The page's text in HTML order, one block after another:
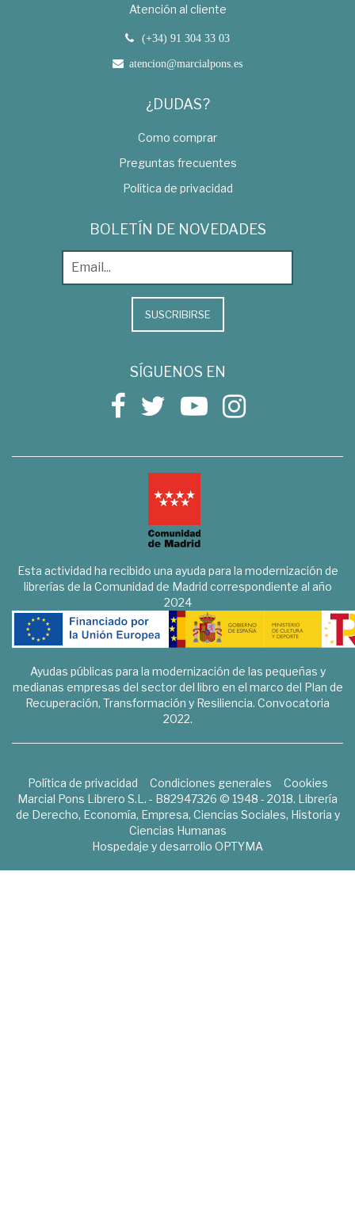
Atención al cliente
(+34) 91 304 33 03
atencion@marcialpons.es
¿DUDAS?
Como comprar
Preguntas frecuentes
Política de privacidad
BOLETÍN DE NOVEDADES
SUSCRIBIRSE
SÍGUENOS EN
Esta actividad ha recibido una ayuda para la modernización de
librerías de la Comunidad de Madrid correspondiente al año
2024
Ayudas públicas para la modernización de las pequeñas y
medianas empresas del sector del libro en el marco del Plan de
Recuperación, Transformación y Resiliencia. Convocatoria
2022.
Política de privacidad Condiciones generales
Cookies
Marcial Pons Librero S.L. - B82947326 © 1948 - 2018. Librería
de Derecho, Economía, Empresa, Ciencias Sociales, Historia y
Ciencias Humanas
Hospedaje y desarrollo OPTYMA